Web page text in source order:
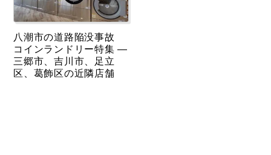
八潮市の道路陥没事故
コインランドリー特集 ―
三郷市、吉川市、足立
区、葛飾区の近隣店舗